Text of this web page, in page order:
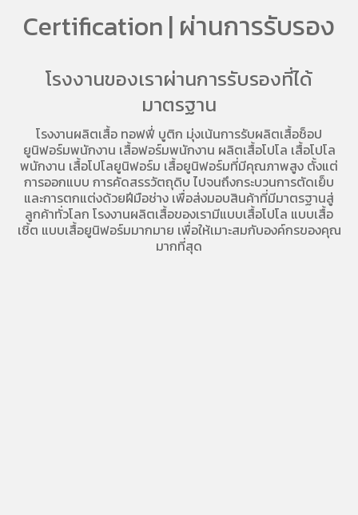
Certification | ผ่านการรับรอง
โรงงานของเราผ่านการรับรองที่ได้
มาตรฐาน
โรงงานผลิตเสื้อ ทอฟฟี่ บูติก มุ่งเน้นการรับผลิตเสื้อช็อป
ยูนิฟอร์มพนักงาน เสื้อฟอร์มพนักงาน ผลิตเสื้อโปโล เสื้อโปโล
พนักงาน เสื้อโปโลยูนิฟอร์ม เสื้อยูนิฟอร์มที่มีคุณภาพสูง ตั้งแต่
การออกแบบ การคัดสรรวัตถุดิบ ไปจนถึงกระบวนการตัดเย็บ
และการตกแต่งด้วยฝีมือช่าง เพื่อส่งมอบสินค้าที่มีมาตรฐานสู่
ลูกค้าทั่วโลก โรงงานผลิตเสื้อของเรามีแบบเสื้อโปโล แบบเสื้อ
เชิ้ต แบบเสื้อยูนิฟอร์มมากมาย เพื่อให้เมาะสมกับองค์กรของคุณ
มากที่สุด